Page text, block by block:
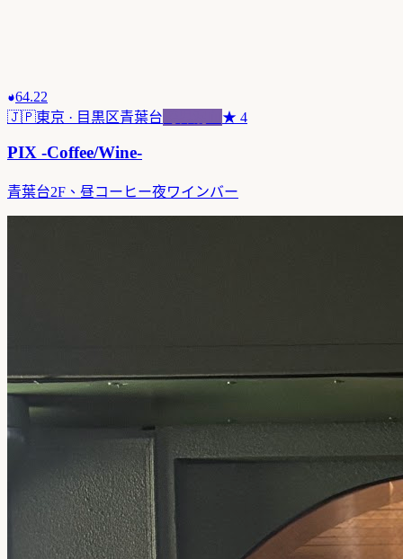
64.22
🇯🇵東京 · 目黒区青葉台 ★ 4
PIX -Coffee/Wine-
青葉台2F、昼コーヒー夜ワインバー